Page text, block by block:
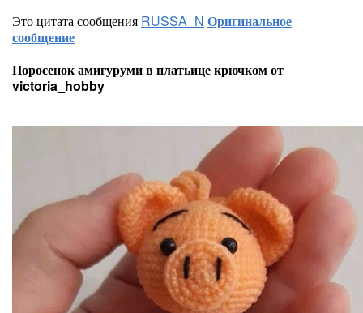
Это цитата сообщения RUSSA_N Оригинальное
сообщение
Поросенок амигуруми в платьице крючком от
victoria_hobby